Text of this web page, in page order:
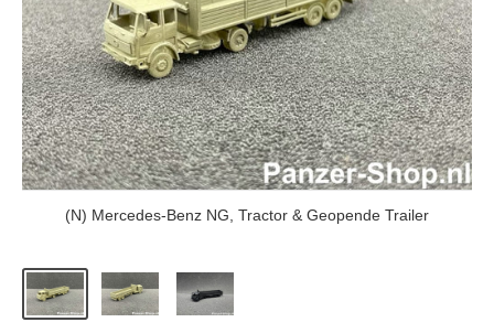
(N) Mercedes-Benz NG, Tractor & Geopende Trailer